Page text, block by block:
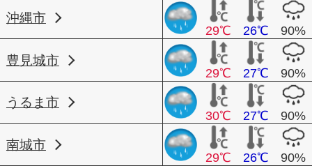
沖縄市
29℃ 26℃ 90%
豊見城市
29℃ 27℃ 90%
うるま市
30℃ 27℃ 90%
南城市
29℃ 26℃ 90%